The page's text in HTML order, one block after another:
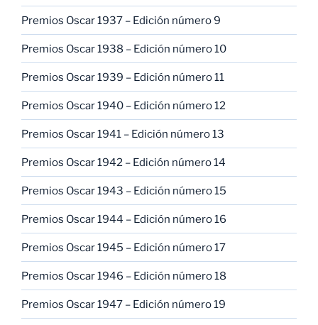
Premios Oscar 1937 – Edición número 9
Premios Oscar 1938 – Edición número 10
Premios Oscar 1939 – Edición número 11
Premios Oscar 1940 – Edición número 12
Premios Oscar 1941 – Edición número 13
Premios Oscar 1942 – Edición número 14
Premios Oscar 1943 – Edición número 15
Premios Oscar 1944 – Edición número 16
Premios Oscar 1945 – Edición número 17
Premios Oscar 1946 – Edición número 18
Premios Oscar 1947 – Edición número 19